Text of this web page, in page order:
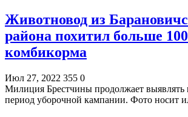
Животновод из
района похитил больше
комбикорма
Июл 27, 2022 355 0
Милиция Брестчины продолжает выявлять
период уборочной кампании. Фото носит